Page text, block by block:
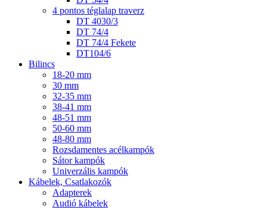
4 pontos téglalap traverz
DT 4030/3
DT 74/4
DT 74/4 Fekete
DT104/6
Bilincs
18-20 mm
30 mm
32-35 mm
38-41 mm
48-51 mm
50-60 mm
48-80 mm
Rozsdamentes acélkampók
Sátor kampók
Univerzális kampók
Kábelek, Csatlakozók
Adapterek
Audió kábelek